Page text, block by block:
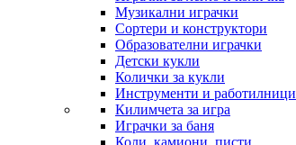
Музикални играчки
Сортери и конструктори
Образователни играчки
Детски кукли
Колички за кукли
Инструменти и работилници
Килимчета за игра
Играчки за баня
Коли, камиони, писти